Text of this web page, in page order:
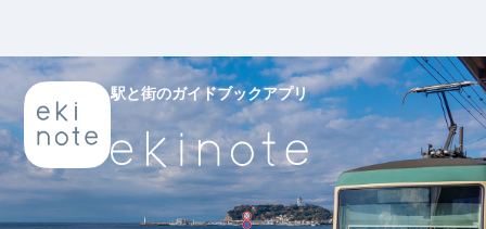
駅と街のガイドブックアプリ